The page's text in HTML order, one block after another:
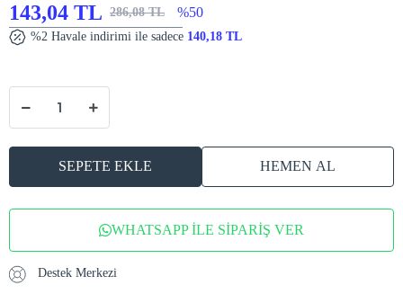
143,04 TL 286,08 TL %50
%2 Havale indirimi ile sadece 140,18 TL
SEPETE EKLE HEMEN AL
WHATSAPP İLE SİPARİŞ VER
Destek Merkezi